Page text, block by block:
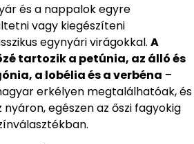
és a nappalok egyre
vagy kiegészíteni
egynyári virágokkal. A
tartozik a petúnia, az álló és
a lobélia és a verbéna –
erkélyen megtalálhatóak, és
egészen az őszi fagyokig